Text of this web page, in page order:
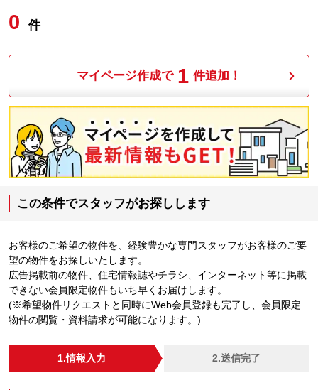
0 件
マイページ作成で 1 件追加！
この条件でスタッフがお探しします
お客様のご希望の物件を、経験豊かな専門スタッフがお客様のご要
望の物件をお探しいたします。
広告掲載前の物件、住宅情報誌やチラシ、インターネット等に掲載
できない会員限定物件もいち早くお届けします。
(※希望物件リクエストと同時にWeb会員登録も完了し、会員限定
物件の閲覧・資料請求が可能になります。)
1.情報入力 2.送信完了